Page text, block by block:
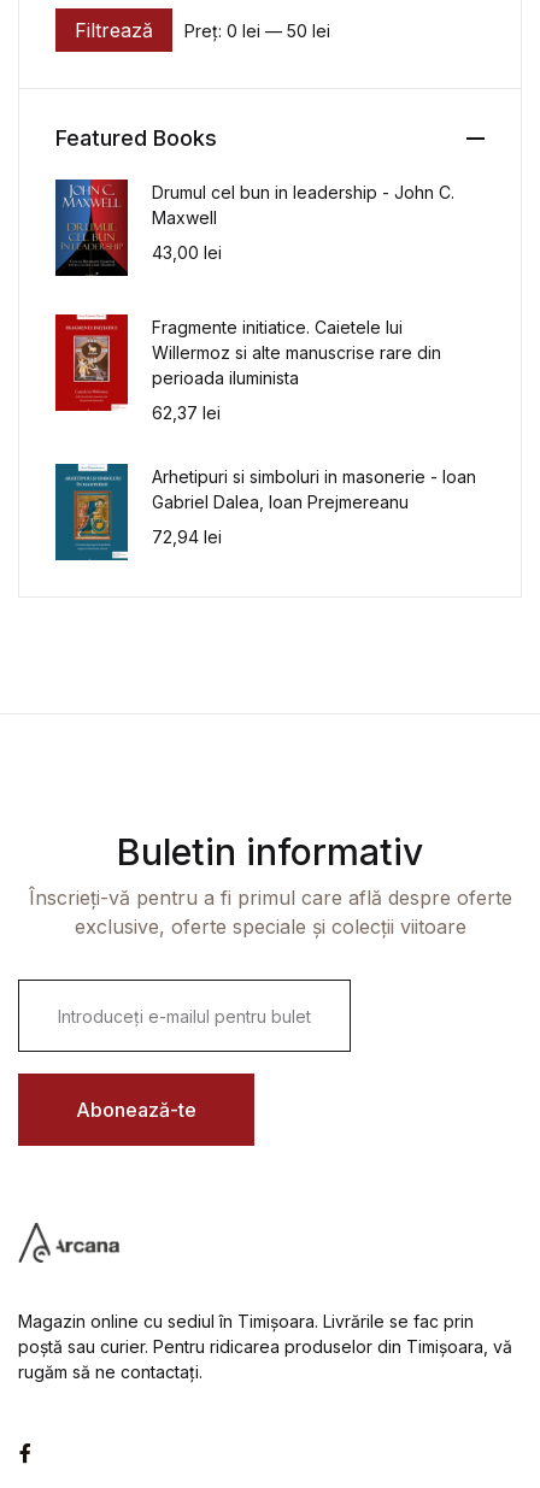
Preț minim
Preț maxim
Filtrează Preț: 0 lei — 50 lei
Featured Books
Drumul cel bun in leadership - John C.
Maxwell
43,00 lei
Fragmente initiatice. Caietele lui
Willermoz si alte manuscrise rare din
perioada iluminista
62,37 lei
Arhetipuri si simboluri in masonerie - Ioan
Gabriel Dalea, Ioan Prejmereanu
72,94 lei
Buletin informativ
Înscrieți-vă pentru a fi primul care află despre oferte
exclusive, oferte speciale și colecții viitoare
i
l
Abonează-te
Magazin online cu sediul în Timișoara. Livrările se fac prin
poștă sau curier. Pentru ridicarea produselor din Timișoara, vă
rugăm să ne contactați.